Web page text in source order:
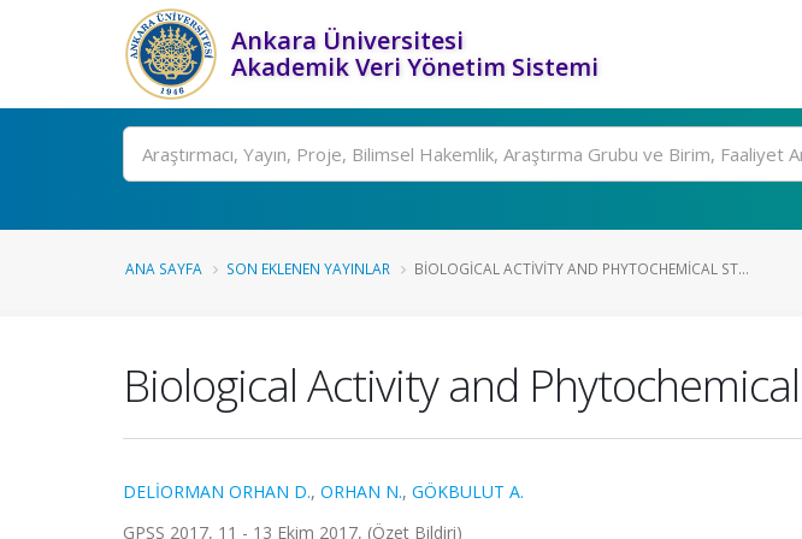
Ankara Üniversitesi
Akademik Veri Yönetim Sistemi
Ara
ANA SAYFA SON EKLENEN YAYINLAR BIOLOGICAL ACTIVITY AND PHYTOCHEMICAL ST...
Biological Activity and
DELİORMAN ORHAN D., ORHAN N., GÖKBULUT A.
GPSS 2017, 11 - 13 Ekim 2017, (Özet Bildiri)